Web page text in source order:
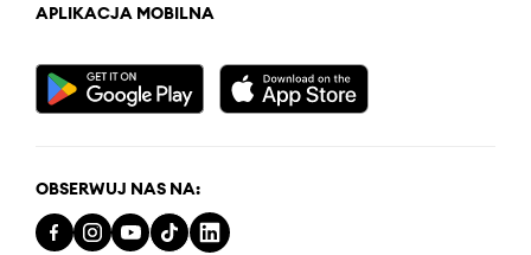
APLIKACJA MOBILNA
OBSERWUJ NAS NA: